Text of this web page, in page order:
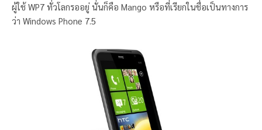
ผู้ใช้ WP7 ทั่วโลกรออยู่ นั่นก็คือ Mango หรือที่เรียกในชื่อเป็นทางการ
ว่า Windows Phone 7.5